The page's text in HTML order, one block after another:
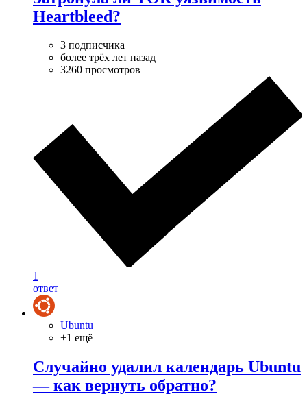
Heartbleed?
3 подписчика
более трёх лет назад
3260 просмотров
1
ответ
Ubuntu
+1 ещё
Случайно удалил календарь Ubuntu
— как вернуть обратно?